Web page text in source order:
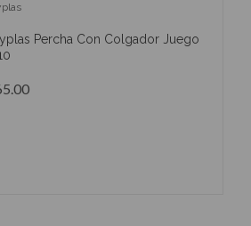
Percha Con Colgador Juego